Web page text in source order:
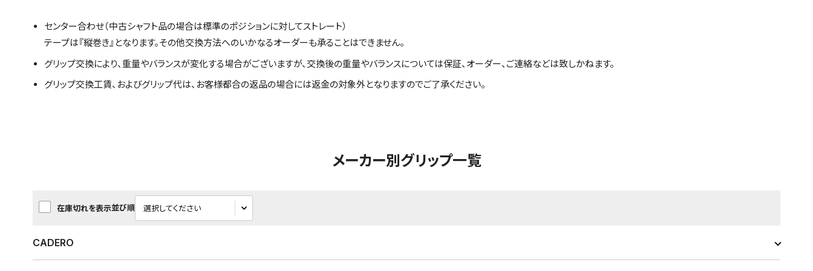
センター合わせ（中古シャフト品の場合は標準のポジションに対してストレート）
テープは『縦巻き』となります。その他交換方法へのいかなるオーダーも承ることはできません。
グリップ交換により、重量やバランスが変化する場合がございますが、交換後の重量やバランスについては保証、オーダー、ご連絡などは致しかねます。
グリップ交換工賃、およびグリップ代は、お客様都合の返品の場合には返金の対象外となりますのでご了承ください。
メーカー別グリップ一覧
在庫切れを表示並び順
CADERO